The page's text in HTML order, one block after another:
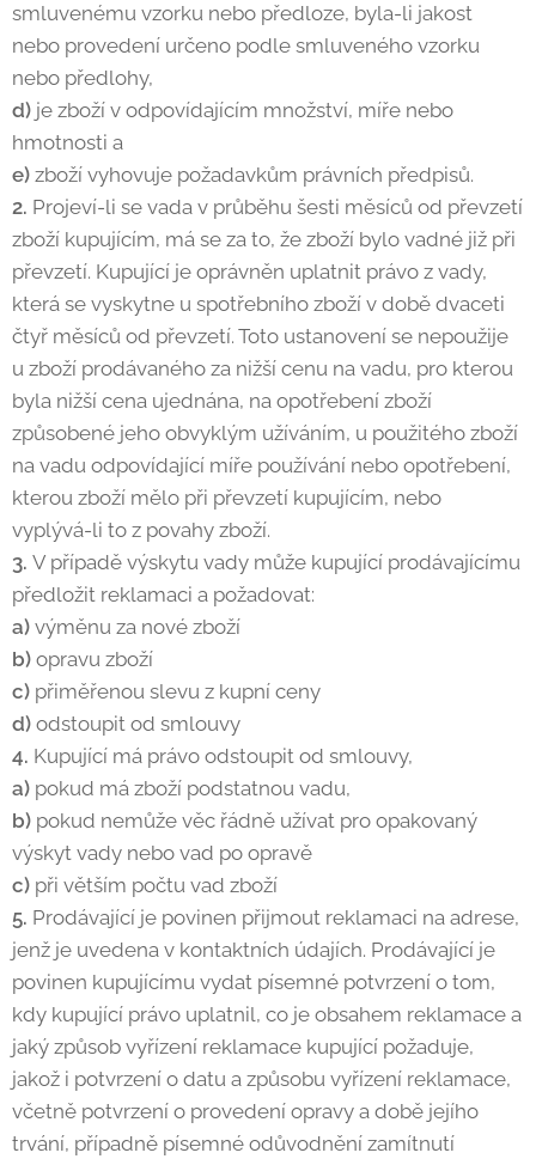
smluvenému vzorku nebo předloze, byla-li jakost
nebo provedení určeno podle smluveného vzorku
nebo předlohy,
d) je zboží v odpovídajícím množství, míře nebo
hmotnosti a
e) zboží vyhovuje požadavkům právních předpisů.
2. Projeví-li se vada v průběhu šesti měsíců od převzetí
zboží kupujícím, má se za to, že zboží bylo vadné již při
převzetí. Kupující je oprávněn uplatnit právo z vady,
která se vyskytne u spotřebního zboží v době dvaceti
čtyř měsíců od převzetí. Toto ustanovení se nepoužije
u zboží prodávaného za nižší cenu na vadu, pro kterou
byla nižší cena ujednána, na opotřebení zboží
způsobené jeho obvyklým užíváním, u použitého zboží
na vadu odpovídající míře používání nebo opotřebení,
kterou zboží mělo při převzetí kupujícím, nebo
vyplývá-li to z povahy zboží.
3. V případě výskytu vady může kupující prodávajícímu
předložit reklamaci a požadovat:
a) výměnu za nové zboží
b) opravu zboží
c) přiměřenou slevu z kupní ceny
d) odstoupit od smlouvy
4. Kupující má právo odstoupit od smlouvy,
a) pokud má zboží podstatnou vadu,
b) pokud nemůže věc řádně užívat pro opakovaný
výskyt vady nebo vad po opravě
c) při větším počtu vad zboží
5. Prodávající je povinen přijmout reklamaci na adrese,
jenž je uvedena v kontaktních údajích. Prodávající je
povinen kupujícímu vydat písemné potvrzení o tom,
kdy kupující právo uplatnil, co je obsahem reklamace a
jaký způsob vyřízení reklamace kupující požaduje,
jakož i potvrzení o datu a způsobu vyřízení reklamace,
včetně potvrzení o provedení opravy a době jejího
trvání, případně písemné odůvodnění zamítnutí